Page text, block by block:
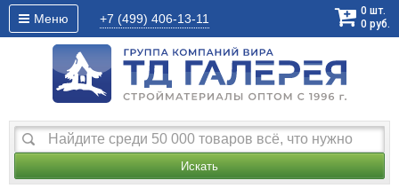
Меню +7 (499) 406-13-11
0 шт.
0 руб.
Искать